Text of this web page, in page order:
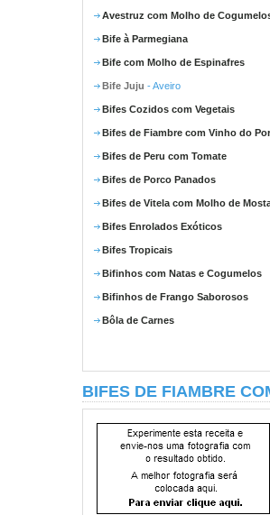
Avestruz com Molho de
Bife à Parmegiana
Bife com Molho de Espinafres
Bife Juju - Aveiro
Bifes Cozidos com Vegetais
Bifes de Fiambre com Vinho do
Bifes de Peru com Tomate
Bifes de Porco Panados
Bifes de Vitela com Molho de
Bifes Enrolados Exóticos
Bifes Tropicais
Bifinhos com Natas e Cogumelos
Bifinhos de Frango Saborosos
Bôla de Carnes
BIFES DE FIAMBRE